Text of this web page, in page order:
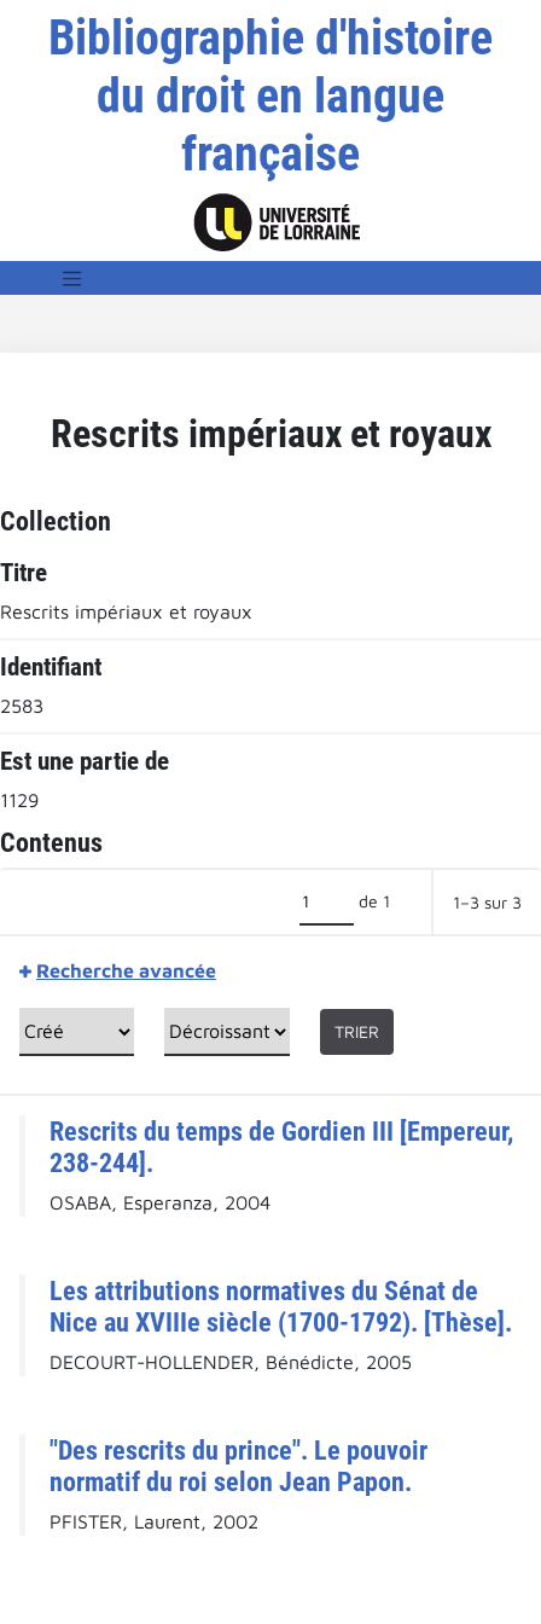
Bibliographie d'histoire
du droit en langue
française
Rescrits impériaux et royaux
Collection
Titre
Rescrits impériaux et royaux
Identifiant
2583
Est une partie de
1129
Contenus
de 1 1–3 sur 3
Recherche avancée
TRIER
Rescrits du temps de Gordien III [Empereur,
238-244].
OSABA, Esperanza, 2004
Les attributions normatives du Sénat de
Nice au XVIIIe siècle (1700-1792). [Thèse].
DECOURT-HOLLENDER, Bénédicte, 2005
"Des rescrits du prince". Le pouvoir
normatif du roi selon Jean Papon.
PFISTER, Laurent, 2002